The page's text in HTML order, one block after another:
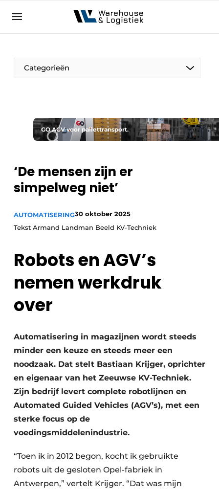
NL EN
Categorieën
GO AGV voor pallettransport.
‘De mensen zijn er
simpelweg niet’
AUTOMATISERING30 oktober 2025
Tekst Armand Landman Beeld KV-Techniek
Robots en AGV’s
nemen werkdruk
over
Automatisering in magazijnen wordt steeds
minder een keuze en steeds meer een
noodzaak. Dat stelt Bastiaan Krijger, oprichter
en eigenaar van het Zeeuwse KV-Techniek.
Zijn bedrijf levert complete robotlijnen en
Automated Guided Vehicles (AGV’s), met een
sterke focus op de
voedingsmiddelenindustrie.
“Toen ik in 2012 begon, kocht ik gebruikte
robots uit de gesloten Opel-fabriek in
Antwerpen,” vertelt Krijger. “Dat was mijn